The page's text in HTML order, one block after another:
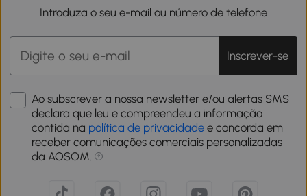
Introduza o seu e-mail ou número de telefone
Inscrever-se
Ao subscrever a nossa newsletter e/ou alertas SMS
declara que leu e compreendeu a informação
contida na política de privacidade e concorda em
receber comunicações comerciais personalizadas
da AOSOM.